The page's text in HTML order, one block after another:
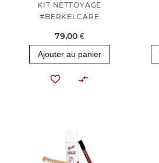
KIT NETTOYAGE
#BERKELCARE
79,00 €
Ajouter au panier